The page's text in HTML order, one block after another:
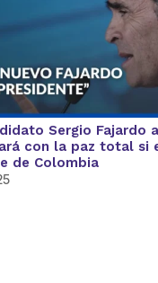
Sergio Fajardo
con la paz total si
de Colombia